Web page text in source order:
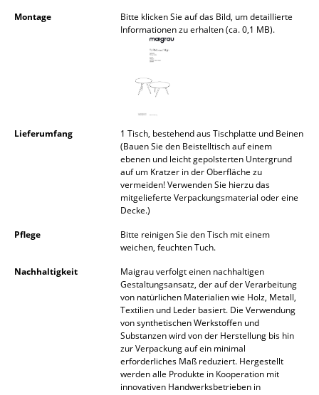
Aufbewahrungsboxen
Decken
... alle Accessoires
Montage
Bitte klicken Sie auf das Bild, um detaillierte
Informationen zu erhalten (ca. 0,1 MB).
Lieferumfang
1 Tisch, bestehend aus Tischplatte und Beinen
(Bauen Sie den Beistelltisch auf einem
ebenen und leicht gepolsterten Untergrund
auf um Kratzer in der Oberfläche zu
vermeiden! Verwenden Sie hierzu das
mitgelieferte Verpackungsmaterial oder eine
Decke.)
Pflege
Bitte reinigen Sie den Tisch mit einem
weichen, feuchten Tuch.
Nachhaltigkeit
Maigrau verfolgt einen nachhaltigen
Gestaltungsansatz, der auf der Verarbeitung
von natürlichen Materialien wie Holz, Metall,
Textilien und Leder basiert. Die Verwendung
von synthetischen Werkstoffen und
Substanzen wird von der Herstellung bis hin
zur Verpackung auf ein minimal
erforderliches Maß reduziert. Hergestellt
werden alle Produkte in Kooperation mit
innovativen Handwerksbetrieben in